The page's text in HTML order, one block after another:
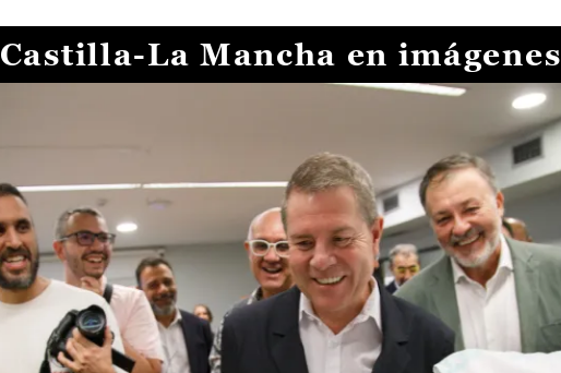
Castilla-La Mancha en imágenes